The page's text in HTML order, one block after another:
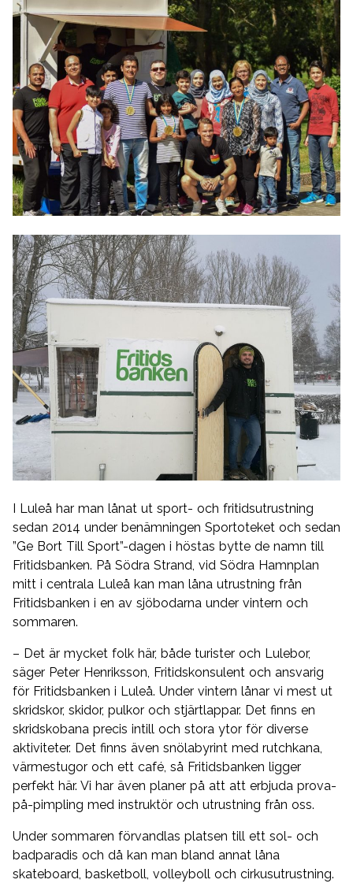
I Luleå har man lånat ut sport- och fritidsutrustning
sedan 2014 under benämningen Sportoteket och sedan
”Ge Bort Till Sport”-dagen i höstas bytte de namn till
Fritidsbanken. På Södra Strand, vid Södra Hamnplan
mitt i centrala Luleå kan man låna utrustning från
Fritidsbanken i en av sjöbodarna under vintern och
sommaren.
– Det är mycket folk här, både turister och Lulebor,
säger Peter Henriksson, Fritidskonsulent och ansvarig
för Fritidsbanken i Luleå. Under vintern lånar vi mest ut
skridskor, skidor, pulkor och stjärtlappar. Det finns en
skridskobana precis intill och stora ytor för diverse
aktiviteter. Det finns även snölabyrint med rutchkana,
värmestugor och ett café, så Fritidsbanken ligger
perfekt här. Vi har även planer på att att erbjuda prova-
på-pimpling med instruktör och utrustning från oss.
Under sommaren förvandlas platsen till ett sol- och
badparadis och då kan man bland annat låna
skateboard, basketboll, volleyboll och cirkusutrustning.